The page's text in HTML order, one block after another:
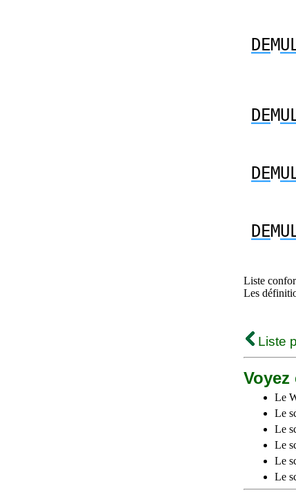
DEM
DEM
DEM
DEM
Liste
Les
Liste
Le
Le
Le
Le
Le
Le